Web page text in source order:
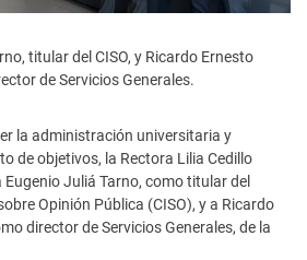
titular del CISO, y Ricardo Ernesto
de Servicios Generales.
la administración universitaria y
de objetivos, la Rectora Lilia Cedillo
Juliá Tarno, como titular del
Opinión Pública (CISO), y a Ricardo
director de Servicios Generales, de la